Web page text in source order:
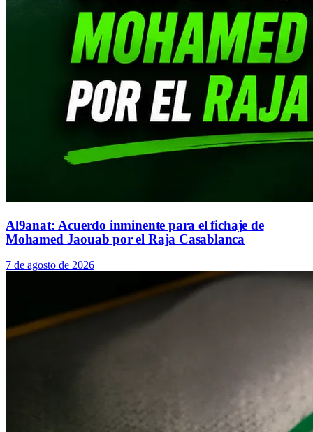
Al9anat: Acuerdo inminente para el fichaje de
Mohamed Jaouab por el Raja Casablanca
7 de agosto de 2026